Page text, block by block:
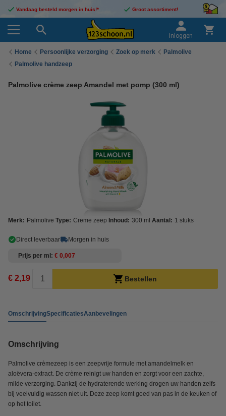
Vandaag besteld morgen in huis!* Groot assortiment!
Inloggen
Home Persoonlijke verzorging Zoek op merk
Palmolive
Palmolive handzeep
Palmolive crème zeep Amandel met pomp (300 ml)
Merk: Palmolive Type: Creme zeep Inhoud: 300 ml Aantal: 1 stuks
Direct leverbaar Morgen in huis
Prijs per ml € 0,007
€ 2,19 Bestellen
OmschrijvingSpecificatiesAanbevelingen
Omschrijving
Palmolive crèmezeep is een zeepvrije formule met amandelmelk en
aloëvera-extract. De crème reinigt uw handen en zorgt voor een zachte,
milde verzorging. Dankzij de hydraterende werking drogen uw handen zelfs
bij veelvuldig wassen niet uit. Deze zeep komt goed van pas in de keuken of
op het toilet.